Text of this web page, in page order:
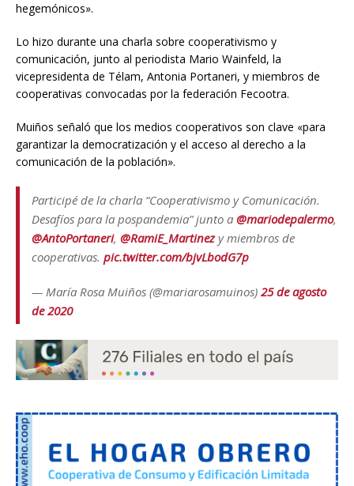
hegemónicos».
Lo hizo durante una charla sobre cooperativismo y
comunicación, junto al periodista Mario Wainfeld, la
vicepresidenta de Télam, Antonia Portaneri, y miembros de
cooperativas convocadas por la federación Fecootra.
Muiños señaló que los medios cooperativos son clave «para
garantizar la democratización y el acceso al derecho a la
comunicación de la población».
Participé de la charla “Cooperativismo y Comunicación.
Desafíos para la pospandemia” junto a @mariodepalermo,
@AntoPortaneri, @RamiE_Martinezy miembros de
cooperativas. pic.twitter.com/bjvLbodG7p
— María Rosa Muiños (@mariarosamuinos) 25 de agosto
de 2020